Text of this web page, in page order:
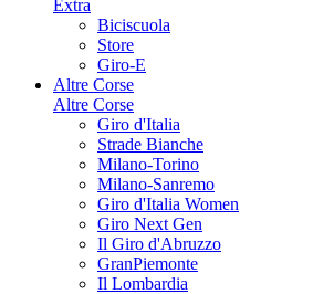
Extra
Biciscuola
Store
Giro-E
Altre Corse
Altre Corse
Giro d'Italia
Strade Bianche
Milano-Torino
Milano-Sanremo
Giro d'Italia Women
Giro Next Gen
Il Giro d'Abruzzo
GranPiemonte
Il Lombardia